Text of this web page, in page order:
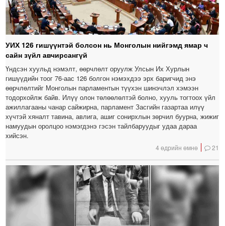
УИХ 126 гишүүнтэй болсон нь Монголын нийгэмд ямар ч
сайн зүйл авчирсангүй
Үндсэн хуульд нэмэлт, өөрчлөлт оруулж Улсын Их Хурлын
гишүүдийн тоог 76-аас 126 болгон нэмэхдээ эрх баригчид энэ
өөрчлөлтийг Монголын парламентын түүхэн шинэчлэл хэмээн
тодорхойлж байв. Илүү олон төлөөлөлтэй болно, хууль тогтоох үйл
ажиллагааны чанар сайжирна, парламент Засгийн газартаа илүү
хүчтэй хяналт тавина, авлига, ашиг сонирхлын зөрчил буурна, жижиг
намуудын оролцоо нэмэгдэнэ гэсэн тайлбаруудыг удаа дараа
хийсэн.
4 өдрийн өмнө 21